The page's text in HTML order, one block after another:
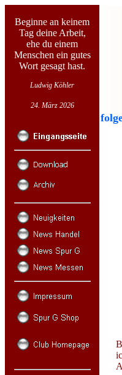
Beginne an keinem
Tag deine Arbeit,
ehe du einem
Menschen ein gutes
Wort gesagt hast.
Ludwig Köhler
24. März 2026